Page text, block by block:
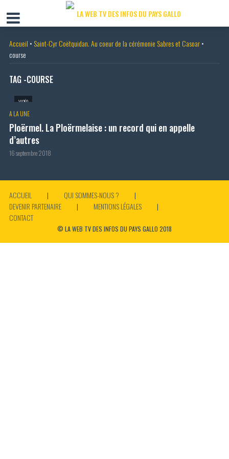
Accueil • Saint-Cyr Coëtquidan. Au coeur de la cérémonie Sabres et Casoar•
course
TAG -COURSE
VIDÉO
A LA UNE
Ploërmel. La Ploërmelaise : un record qui en appelle
d’autres
16 septembre 2018
ACCUEIL
QUI SOMMES-NOUS ?
DEVENIR PARTENAIRE
MENTIONS LÉGALES
CONTACT
© LA WEB TV DES INFOS DU PAYS GALLO 2018